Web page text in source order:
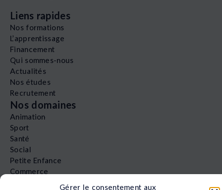
Gérer le consentement aux
Liens rapides
Nos formations
L’apprentissage
Financement
Qui sommes-nous
Actualités
Nos études
Recrutement
Nos domaines
Animation
Sport
Santé
Social
Petite Enfance
Commerce